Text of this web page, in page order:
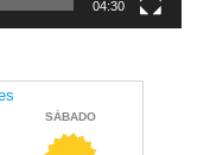
04:30